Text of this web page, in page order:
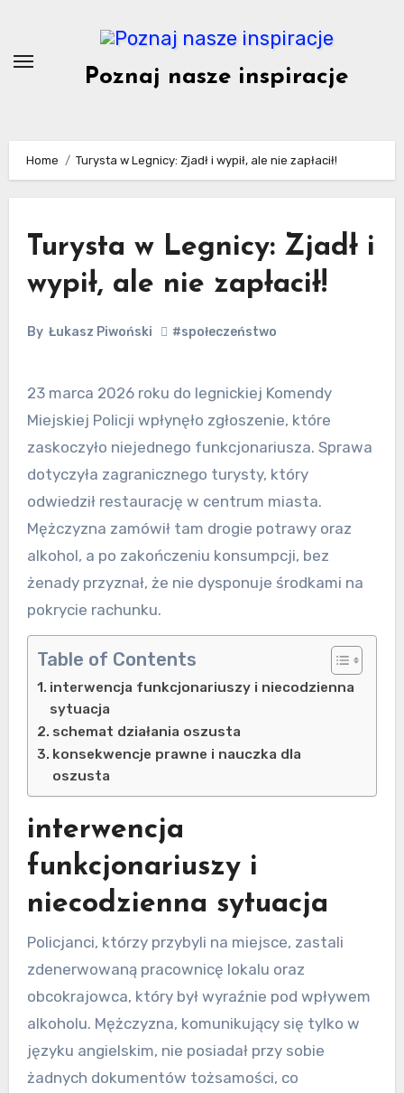
content
Poznaj nasze inspiracje
Home Turysta w Legnicy: Zjadł i wypił, ale nie zapłacił!
Turysta w Legnicy: Zjadł i
wypił, ale nie zapłacił!
By Łukasz Piwoński #społeczeństwo
23 marca 2026 roku do legnickiej Komendy
Miejskiej Policji wpłynęło zgłoszenie, które
zaskoczyło niejednego funkcjonariusza. Sprawa
dotyczyła zagranicznego turysty, który
odwiedził restaurację w centrum miasta.
Mężczyzna zamówił tam drogie potrawy oraz
alkohol, a po zakończeniu konsumpcji, bez
żenady przyznał, że nie dysponuje środkami na
pokrycie rachunku.
Table of Contents
interwencja funkcjonariuszy i niecodzienna
sytuacja
schemat działania oszusta
konsekwencje prawne i nauczka dla
oszusta
interwencja
funkcjonariuszy i
niecodzienna sytuacja
Policjanci, którzy przybyli na miejsce, zastali
zdenerwowaną pracownicę lokalu oraz
obcokrajowca, który był wyraźnie pod wpływem
alkoholu. Mężczyzna, komunikujący się tylko w
języku angielskim, nie posiadał przy sobie
żadnych dokumentów tożsamości, co